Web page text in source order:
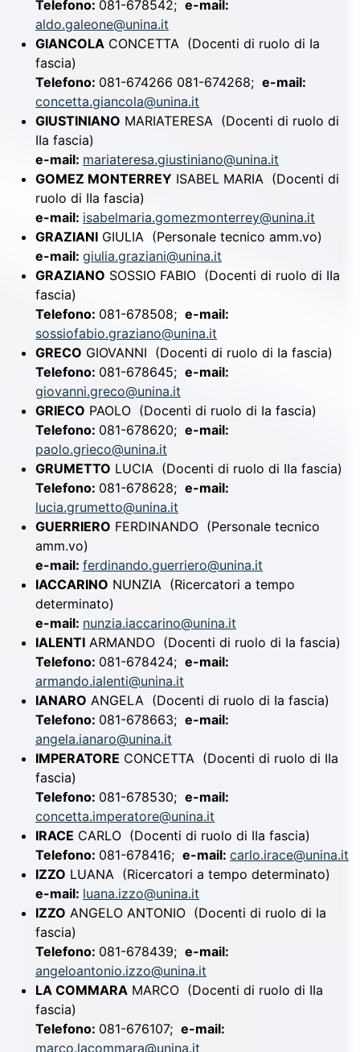
Telefono: 081-678542; e-mail:
aldo.galeone@unina.it
GIANCOLA CONCETTA (Docenti di ruolo di Ia
fascia)
Telefono: 081-674266 081-674268; e-mail:
concetta.giancola@unina.it
GIUSTINIANO MARIATERESA (Docenti di ruolo di
IIa fascia)
e-mail: mariateresa.giustiniano@unina.it
GOMEZ MONTERREY ISABEL MARIA (Docenti di
ruolo di IIa fascia)
e-mail: isabelmaria.gomezmonterrey@unina.it
GRAZIANI GIULIA (Personale tecnico amm.vo)
e-mail: giulia.graziani@unina.it
GRAZIANO SOSSIO FABIO (Docenti di ruolo di IIa
fascia)
Telefono: 081-678508; e-mail:
sossiofabio.graziano@unina.it
GRECO GIOVANNI (Docenti di ruolo di Ia fascia)
Telefono: 081-678645; e-mail:
giovanni.greco@unina.it
GRIECO PAOLO (Docenti di ruolo di Ia fascia)
Telefono: 081-678620; e-mail:
paolo.grieco@unina.it
GRUMETTO LUCIA (Docenti di ruolo di IIa fascia)
Telefono: 081-678628; e-mail:
lucia.grumetto@unina.it
GUERRIERO FERDINANDO (Personale tecnico
amm.vo)
e-mail: ferdinando.guerriero@unina.it
IACCARINO NUNZIA (Ricercatori a tempo
determinato)
e-mail: nunzia.iaccarino@unina.it
IALENTI ARMANDO (Docenti di ruolo di Ia fascia)
Telefono: 081-678424; e-mail:
armando.ialenti@unina.it
IANARO ANGELA (Docenti di ruolo di Ia fascia)
Telefono: 081-678663; e-mail:
angela.ianaro@unina.it
IMPERATORE CONCETTA (Docenti di ruolo di IIa
fascia)
Telefono: 081-678530; e-mail:
concetta.imperatore@unina.it
IRACE CARLO (Docenti di ruolo di IIa fascia)
Telefono: 081-678416; e-mail: carlo.irace@unina.it
IZZO LUANA (Ricercatori a tempo determinato)
e-mail: luana.izzo@unina.it
IZZO ANGELO ANTONIO (Docenti di ruolo di Ia
fascia)
Telefono: 081-678439; e-mail:
angeloantonio.izzo@unina.it
LA COMMARA MARCO (Docenti di ruolo di IIa
fascia)
Telefono: 081-676107; e-mail:
marco.lacommara@unina.it